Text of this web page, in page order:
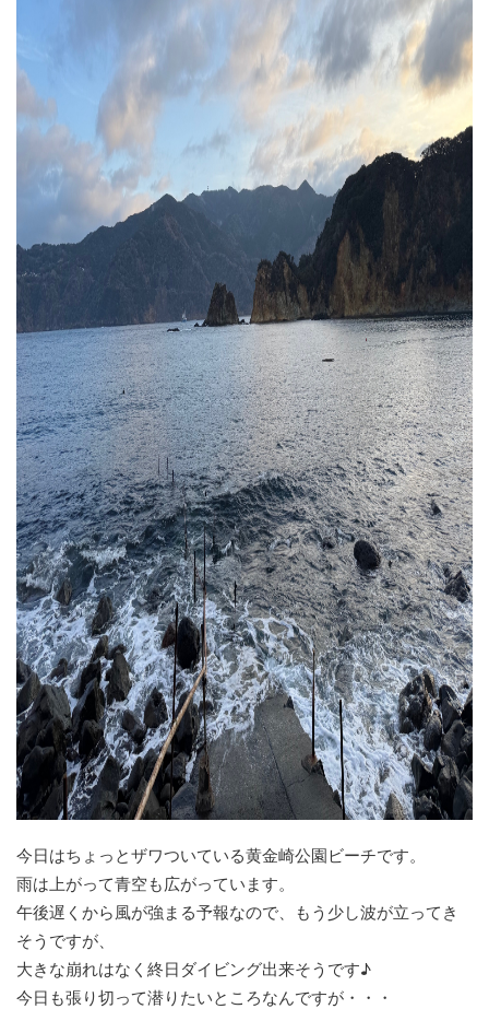
今日はちょっとザワついている黄金崎公園ビーチです。
雨は上がって青空も広がっています。
午後遅くから風が強まる予報なので、もう少し波が立ってき
そうですが、
大きな崩れはなく終日ダイビング出来そうです♪
今日も張り切って潜りたいところなんですが・・・